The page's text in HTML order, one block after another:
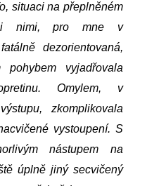
situaci na přeplněném
nimi, pro mne v
dezorientovaná,
vyjadřovala
Omylem, v
zkomplikovala
vystoupení. S
nástupem na
úplně jiný secvičený